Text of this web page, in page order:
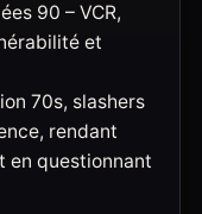
90 – VCR,
et
70s, slashers
rendant
en questionnant